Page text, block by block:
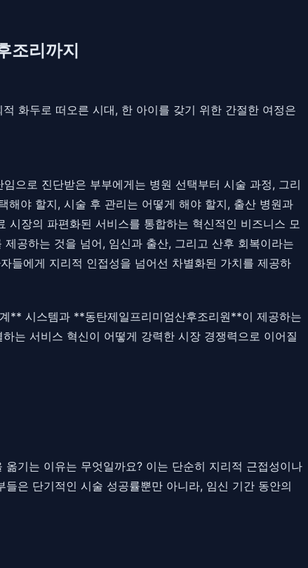
조리까지
화두로 떠오른 시대, 한 아이를 갖기 위한 간절한 여정은
으로 진단받은 부부에게는 병원 선택부터 시술 과정, 그리
해야 할지, 시술 후 관리는 어떻게 해야 할지, 출산 병원과
장의 파편화된 서비스를 통합하는 혁신적인 비즈니스 모
공하는 것을 넘어, 임신과 출산, 그리고 산후 회복이라는
들에게 지리적 인접성을 넘어선 차별화된 가치를 제공하
** 시스템과 **동탄제일프리미엄산후조리원**이 제공하는
는 서비스 혁신이 어떻게 강력한 시장 경쟁력으로 이어질
기는 이유는 무엇일까요? 이는 단순히 지리적 근접성이나
은 단기적인 시술 성공률뿐만 아니라, 임신 기간 동안의